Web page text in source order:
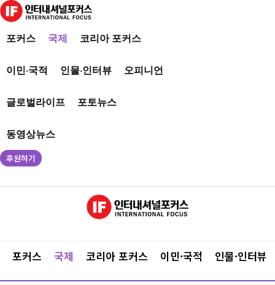
포커스 국제 코리아 포커스
이민·국적 인물·인터뷰 오피니언
글로벌라이프 포토뉴스
동영상뉴스
후원하기
포커스 국제 코리아 포커스 이민·국적 인물·인터뷰